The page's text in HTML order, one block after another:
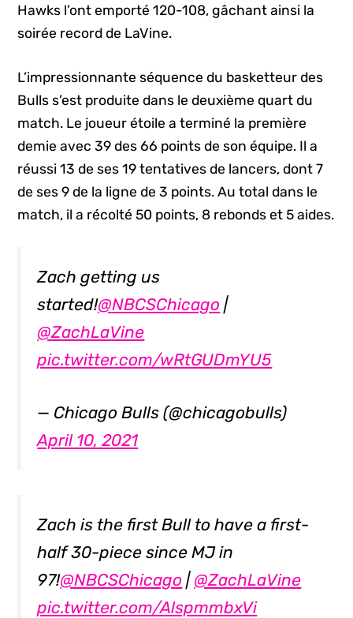
Hawks l’ont emporté 120-108, gâchant ainsi la
soirée record de LaVine.
L’impressionnante séquence du basketteur des
Bulls s’est produite dans le deuxième quart du
match. Le joueur étoile a terminé la première
demie avec 39 des 66 points de son équipe. Il a
réussi 13 de ses 19 tentatives de lancers, dont 7
de ses 9 de la ligne de 3 points. Au total dans le
match, il a récolté 50 points, 8 rebonds et 5 aides.
Zach getting us
started!@NBCSChicago |
@ZachLaVine
pic.twitter.com/wRtGUDmYU5
— Chicago Bulls (@chicagobulls)
April 10, 2021
Zach is the first Bull to have a first-
half 30-piece since MJ in
97!@NBCSChicago | @ZachLaVine
pic.twitter.com/AlspmmbxVi